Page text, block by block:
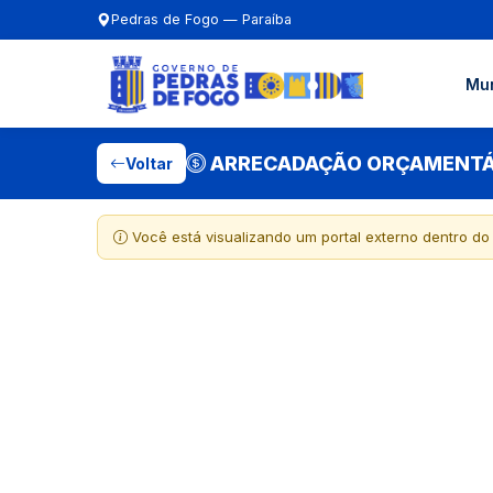
Pedras de Fogo — Paraíba
Voltar ARRECADAÇÃO
Você está visualizando um portal externo dentro